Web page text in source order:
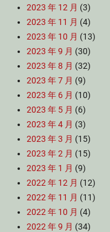
2023 年 12 月 (3)
2023 年 11 月 (4)
2023 年 10 月 (13)
2023 年 9 月 (30)
2023 年 8 月 (32)
2023 年 7 月 (9)
2023 年 6 月 (10)
2023 年 5 月 (6)
2023 年 4 月 (3)
2023 年 3 月 (15)
2023 年 2 月 (15)
2023 年 1 月 (9)
2022 年 12 月 (12)
2022 年 11 月 (11)
2022 年 10 月 (4)
2022 年 9 月 (34)